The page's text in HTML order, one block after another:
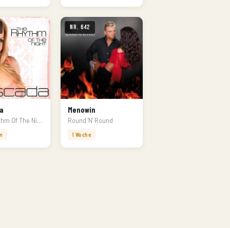
The Rhythm Of The Night
Nr. 642
Menowin
Round 'N' Round
1 Woche